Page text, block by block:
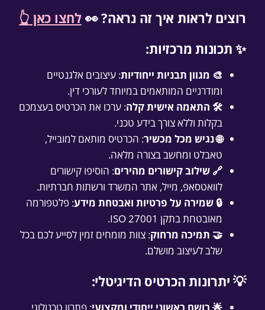
רוצים לראות איך זה נראה? 👀לחצו כאן 👆
✨ תכונות מרכזיות:
🎨 מגוון תבניות ייחודיות: עיצובים אלגנטיים
ומודרניים המותאמים במיוחד לעורכי דין.
🛠️ התאמה אישית קלה: ערכו את הכרטיס בעצמכם
בקלות וללא צורך בידע טכני.
🌐 נגיש מכל מכשיר: הכרטיס מותאם למובייל,
טאבלט ומחשב בצורה מלאה.
🔗 שילוב קישורים מהירים: הוסיפו קישורים
לוואטסאפ, מייל, אתר המשרד ורשתות חברתיות.
🔒 שמירה על פרטיות ואבטחת מידע: פלטפורמה
מאובטחת בתקן ISO 27001.
🤝 תמיכה מרחוק: צוות מומחים זמין לסייע לכם בכל
שלב לעיצוב מושלם.
💡 יתרונות הכרטיס הדיגיטלי:
🌟 רושם ראשוני ייחודי ומקצועי: פתרון טכנולוגי